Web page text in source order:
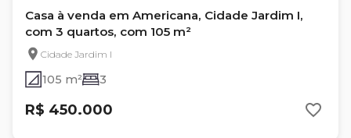
Casa à venda em Americana, Cidade Jardim I,
com 3 quartos, com 105 m²
Cidade Jardim I
105 m² 3
R$ 450.000